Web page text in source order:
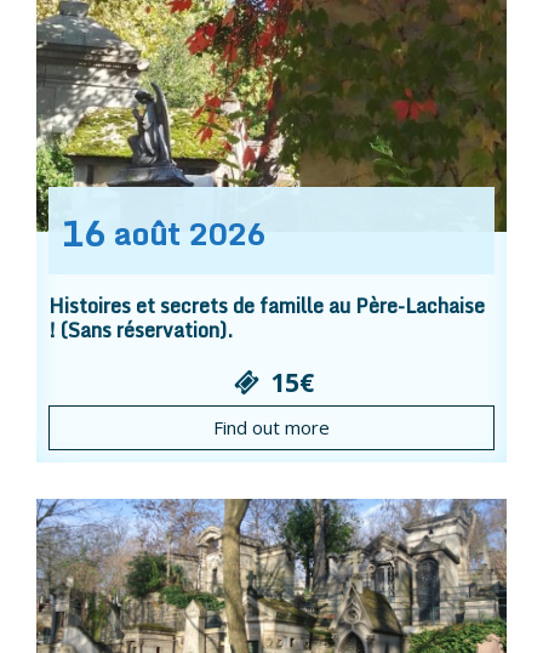
16 août 2026
Histoires et secrets de famille au Père-Lachaise
! (Sans réservation).
15€
Find out more